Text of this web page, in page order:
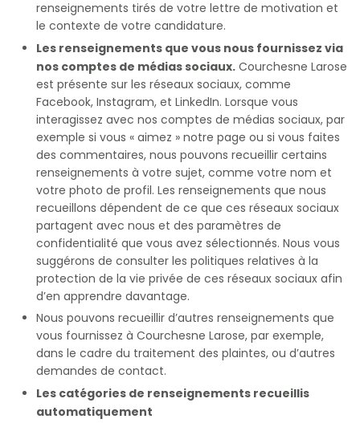
renseignements tirés de votre lettre de motivation et
le contexte de votre candidature.
Les renseignements que vous nous fournissez via
nos comptes de médias sociaux.Courchesne Larose
est présente sur les réseaux sociaux, comme
Facebook, Instagram, et LinkedIn. Lorsque vous
interagissez avec nos comptes de médias sociaux, par
exemple si vous « aimez » notre page ou si vous faites
des commentaires, nous pouvons recueillir certains
renseignements à votre sujet, comme votre nom et
votre photo de profil. Les renseignements que nous
recueillons dépendent de ce que ces réseaux sociaux
partagent avec nous et des paramètres de
confidentialité que vous avez sélectionnés. Nous vous
suggérons de consulter les politiques relatives à la
protection de la vie privée de ces réseaux sociaux afin
d’en apprendre davantage.
Nous pouvons recueillir d’autres renseignements que
vous fournissez à Courchesne Larose, par exemple,
dans le cadre du traitement des plaintes, ou d’autres
demandes de contact.
Les catégories de renseignements recueillis
automatiquement